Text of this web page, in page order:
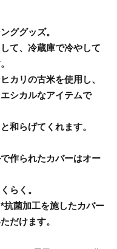
ググッズ。
て、冷蔵庫で冷やして
カリの古米を使用し、
シカルなアイテムで
和らげてくれます。
作られたカバーはオー
らく。
抗菌加工を施したカバー
だけます。